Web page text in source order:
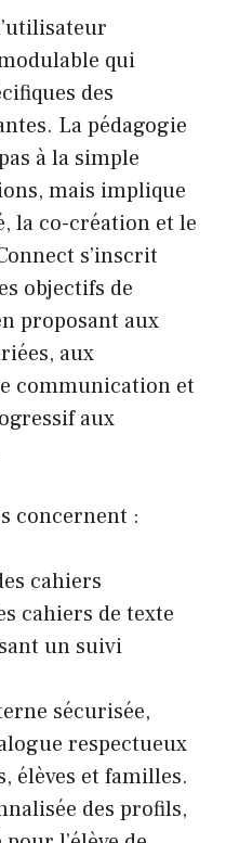
qui
des
La pédagogie
à la simple
mais implique
la co-création et le
s’inscrit
objectifs de
proposant aux
aux
communication et
aux
concernent :
cahiers
cahiers de texte
un suivi
sécurisée,
respectueux
élèves et familles.
des profils,